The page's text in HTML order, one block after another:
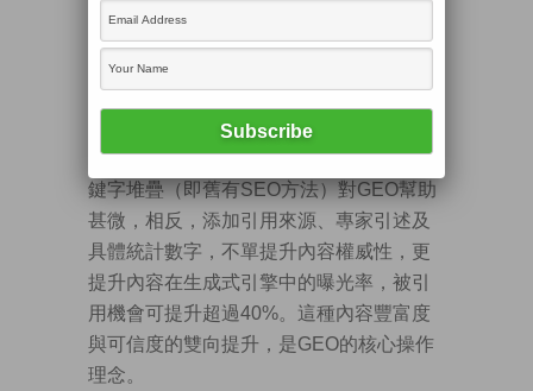
問題時引用你的內容」，使其在生成式搜
尋的生態中，成為被推薦、被引用，最終
轉化為更高的品牌能見度。
如何有效推動GEO？根據一項研究，優化
方法其實有跡可循。研究顯示，僅進行關
鍵字堆疊（即舊有SEO方法）對GEO幫助
甚微，相反，添加引用來源、專家引述及
具體統計數字，不單提升內容權威性，更
提升內容在生成式引擎中的曝光率，被引
用機會可提升超過40%。這種內容豐富度
與可信度的雙向提升，是GEO的核心操作
理念。